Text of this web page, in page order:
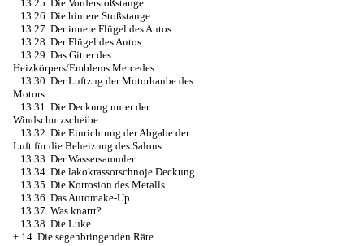
13.25. Die Vorderstoßstange
13.26. Die hintere Stoßstange
13.27. Der innere Flügel des Autos
13.28. Der Flügel des Autos
13.29. Das Gitter des
Heizkörpers/Emblems Mercedes
13.30. Der Luftzug der Motorhaube des
Motors
13.31. Die Deckung unter der
Windschutzscheibe
13.32. Die Einrichtung der Abgabe der
Luft für die Beheizung des Salons
13.33. Der Wassersammler
13.34. Die lakokrassotschnoje Deckung
13.35. Die Korrosion des Metalls
13.36. Das Automake-Up
13.37. Was knarrt?
13.38. Die Luke
+ 14. Die segenbringenden Räte